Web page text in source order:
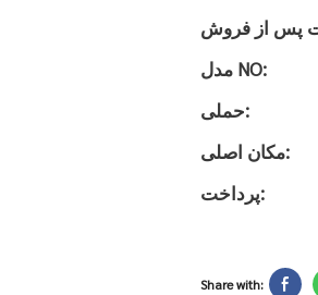
مدل NO:
حملی:
مکان اصلی:
پرداخت:
Share with: